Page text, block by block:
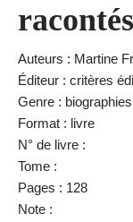
racontés
Auteurs : Martine
Éditeur : critères
Genre : biographies
Format : livre
N° de livre :
Tome :
Pages : 128
Note :